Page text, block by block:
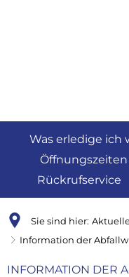
Was erledige ich
Öffnungszeiten
Rückrufservice
Sie sind hier:
Information der
INFORMATION DER